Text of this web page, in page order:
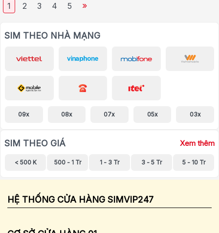
1 2 3 4 5 »
SIM THEO NHÀ MẠNG
09x 08x 07x 05x 03x
SIM THEO GIÁ Xem thêm
< 500 K 500 - 1 Tr 1 - 3 Tr 3 - 5 Tr 5 - 10 Tr
HỆ THỐNG CỬA HÀNG SIMVIP247